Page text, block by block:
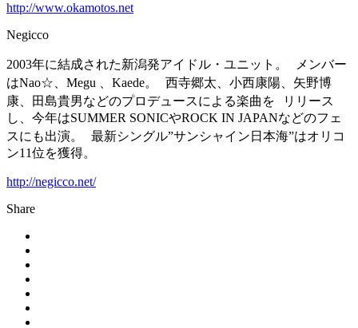
http://www.okamotos.net
Negicco
2003年に結成された新潟発アイドル・ユニット。 メンバー
はNao☆、Megu 、Kaede。 西寺郷太、小西康陽、矢野博
康、田島貴男などのプロデュースによる楽曲を リリース
し、今年はSUMMER SONICやROCK IN JAPANなどのフェ
スにも出演。 最新シングル”サンシャイン日本海”はオリコ
ン11位を獲得。
http://negicco.net/
Share